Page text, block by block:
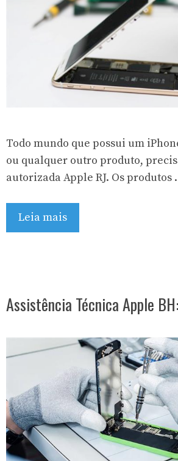
Todo mundo que possui um
ou qualquer outro produto,
autorizada Apple RJ. Os produtos
Leia mais
Assistência Técnica Apple